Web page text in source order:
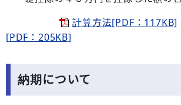
計算方法[PDF：117KB]
[PDF：205KB]
納期について